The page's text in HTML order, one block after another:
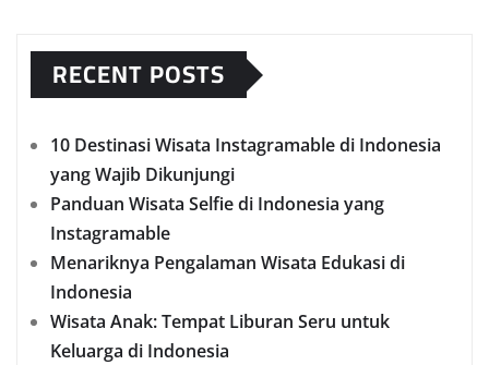
RECENT POSTS
10 Destinasi Wisata Instagramable di Indonesia
yang Wajib Dikunjungi
Panduan Wisata Selfie di Indonesia yang
Instagramable
Menariknya Pengalaman Wisata Edukasi di
Indonesia
Wisata Anak: Tempat Liburan Seru untuk
Keluarga di Indonesia